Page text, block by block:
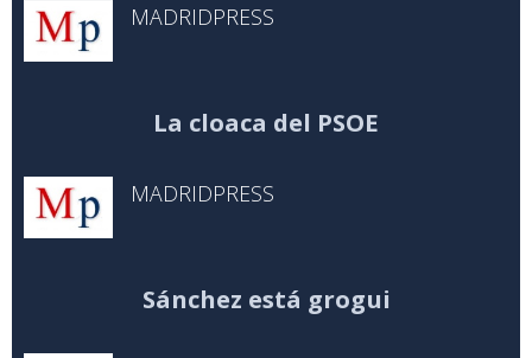
MADRIDPRESS
La cloaca del PSOE
MADRIDPRESS
Sánchez está grogui